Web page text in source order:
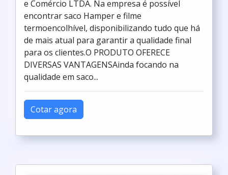
e Comércio LTDA. Na empresa é possível
encontrar saco Hamper e filme
termoencolhível, disponibilizando tudo que há
de mais atual para garantir a qualidade final
para os clientes.O PRODUTO OFERECE
DIVERSAS VANTAGENSAinda focando na
qualidade em saco...
Cotar agora